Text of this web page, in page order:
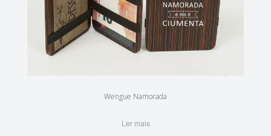
Wengue Namorada
Ler mais